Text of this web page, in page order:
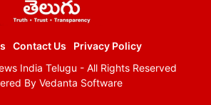
Contact Us
Privacy Policy
India Telugu - All Rights Reserved
By Vedanta Software